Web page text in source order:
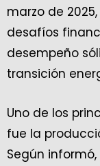
marzo de
desafíos
desempeño
transición
Uno de los
fue la
Según informó,